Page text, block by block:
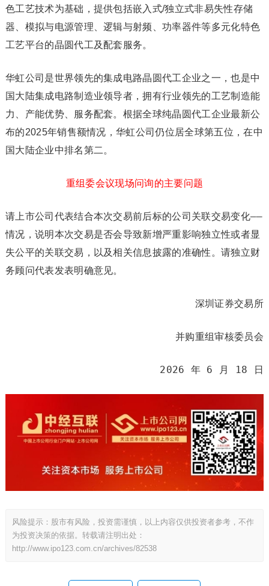
色工艺技术为基础，提供包括嵌入式/独立式非易失性存储
器、模拟与电源管理、逻辑与射频、功率器件等多元化特色
工艺平台的晶圆代工及配套服务。
华虹公司是世界领先的集成电路晶圆代工企业之一，也是中
国大陆集成电路制造业领导者，拥有行业领先的工艺制造能
力、产能优势、服务配套。根据全球纯晶圆代工企业最新公
布的2025年销售额情况，华虹公司仍位居全球第五位，在中
国大陆企业中排名第二。
重组委会议现场问询的主要问题
请上市公司代表结合本次交易前后标的公司关联交易变化——
情况，说明本次交易是否会导致新增严重影响独立性或者显
失公平的关联交易，以及相关信息披露的准确性。请独立财
务顾问代表发表明确意见。
深圳证券交易所
并购重组审核委员会
2026 年 6 月 18 日
风险提示：股市有风险，投资需谨慎，以上内容仅供投资者参考，不作
为投资决策的依据。转载请注明出处：
http://www.ipo123.com.cn/archives/82538